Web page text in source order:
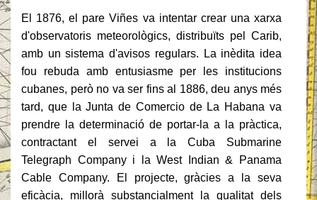
El 1876, el pare Viñes va intentar crear una xarxa
d'observatoris meteorològics, distribuïts pel Carib,
amb un sistema d'avisos regulars. La inèdita idea
fou rebuda amb entusiasme per les institucions
cubanes, però no va ser fins al 1886, deu anys més
tard, que la Junta de Comercio de La Habana va
prendre la determinació de portar-la a la pràctica,
contractant el servei a la Cuba Submarine
Telegraph Company i la West Indian & Panama
Cable Company. El projecte, gràcies a la seva
eficàcia, millorà substancialment la qualitat dels